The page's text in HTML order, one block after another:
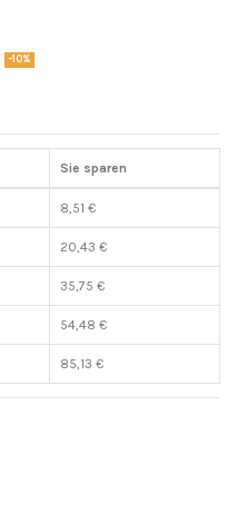
-10%
Sie sparen
8,51 €
20,43 €
35,75 €
54,48 €
85,13 €